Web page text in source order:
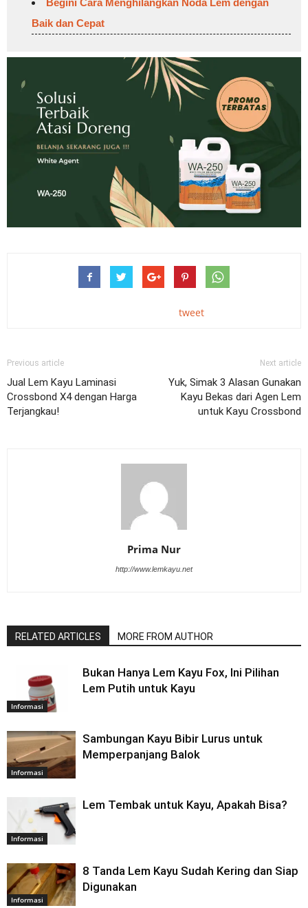
Begini Cara Menghilangkan Noda Lem dengan
Baik dan Cepat
tweet
Previous article
Jual Lem Kayu Laminasi
Crossbond X4 dengan Harga
Terjangkau!
Next article
Yuk, Simak 3 Alasan Gunakan
Kayu Bekas dari Agen Lem
untuk Kayu Crossbond
Prima Nur
http://www.lemkayu.net
RELATED ARTICLES MORE FROM AUTHOR
Informasi
Bukan Hanya Lem Kayu Fox, Ini Pilihan
Lem Putih untuk Kayu
Informasi
Sambungan Kayu Bibir Lurus untuk
Memperpanjang Balok
Informasi
Lem Tembak untuk Kayu, Apakah Bisa?
Informasi
8 Tanda Lem Kayu Sudah Kering dan Siap
Digunakan